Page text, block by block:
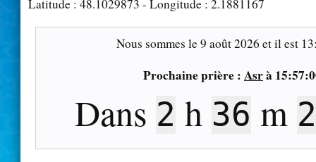
Latitude : 48.1029873 - Longitude : 2.1881167
Nous sommes le9 août 2026 et il est
Prochaine prière : Asrà
Dans 2 h 36 m